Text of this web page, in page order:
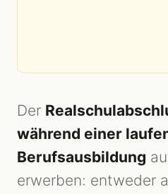
Der
während einer
Berufsausbildung
erwerben: entweder